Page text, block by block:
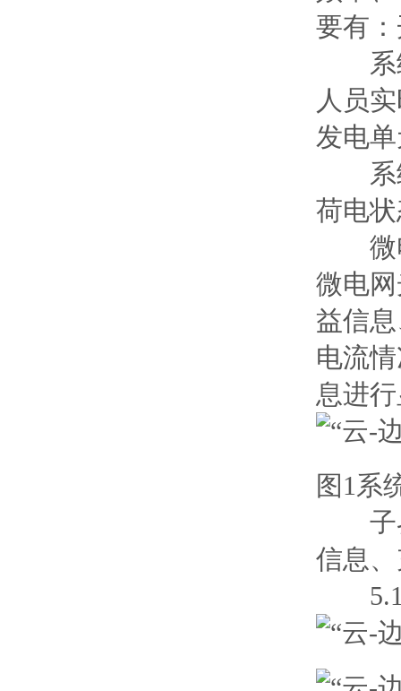
要有
系统
人员
发电
系统
荷电
微电
微电
益信
电流
息进
图1系
子界
信息